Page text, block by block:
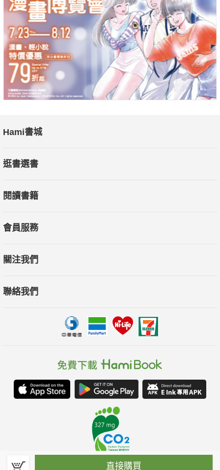
直接購買
Hami書城
逛書選書
閱讀書籍
會員服務
關注我們
聯絡我們